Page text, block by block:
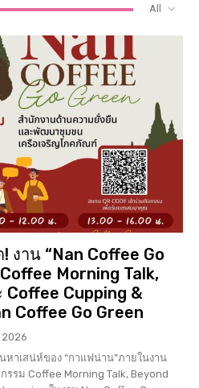
All
งาน “Nan Coffee Go
Morning Talk,
Coffee Cupping &
Coffee Go Green
รรม Coffee Morning Talk, Beyond